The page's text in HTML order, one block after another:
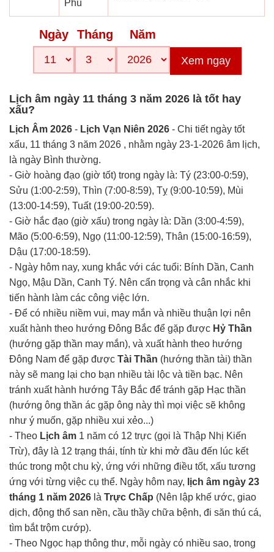
Phù
Ngày Tháng Năm
Xem ngay
Lịch âm ngày 11 tháng 3 năm 2026 là tốt hay
xấu?
Lịch Âm 2026 - Lịch Vạn Niên 2026 - Chi tiết ngày tốt
xấu, 11 tháng 3 năm 2026 , nhằm ngày 23-1-2026 âm lịch,
là ngày Bình thường.
- Giờ hoàng đạo (giờ tốt) trong ngày là: Tý (23:00-0:59),
Sửu (1:00-2:59), Thìn (7:00-8:59), Tỵ (9:00-10:59), Mùi
(13:00-14:59), Tuất (19:00-20:59).
- Giờ hắc đạo (giờ xấu) trong ngày là: Dần (3:00-4:59),
Mão (5:00-6:59), Ngọ (11:00-12:59), Thân (15:00-16:59),
Dậu (17:00-18:59).
- Ngày hôm nay, xung khắc với các tuổi: Bính Dần, Canh
Ngọ, Mậu Dần, Canh Tý. Nên cẩn trọng và cân nhắc khi
tiến hành làm các công việc lớn.
- Để có nhiều niềm vui, may mắn và nhiều thuận lợi nên
xuất hành theo hướng Đông Bắc để gặp được Hỷ Thần
(hướng gặp thần may mắn), và xuất hành theo hướng
Đông Nam để gặp được Tài Thần (hướng thần tài) thần
này sẽ mang lại cho bạn nhiều tài lộc và tiền bạc. Nên
tránh xuất hành hướng Tây Bắc để tránh gặp Hạc thần
(hướng ông thần ác gặp ông này thì mọi việc sẽ không
như ý muốn, gặp nhiều xui xẻo...)
- Theo Lịch âm 1 năm có 12 trực (gọi là Thập Nhị Kiến
Trừ), đây là 12 trạng thái, tính từ khi mở đầu đến lúc kết
thúc trong một chu kỳ, ứng với những điều tốt, xấu tương
ứng với từng việc cụ thể. Ngày hôm nay, lịch âm ngày 23
tháng 1 năm 2026 là Trực Chấp (Nên lập khế ước, giao
dịch, động thổ san nền, cầu thầy chữa bệnh, đi săn thú cá,
tìm bắt trộm cướp).
- Theo Ngọc hạp thông thư, mỗi ngày có nhiều sao, trong